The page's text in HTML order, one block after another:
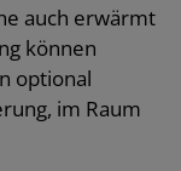
auch erwärmt
können
optional
im Raum